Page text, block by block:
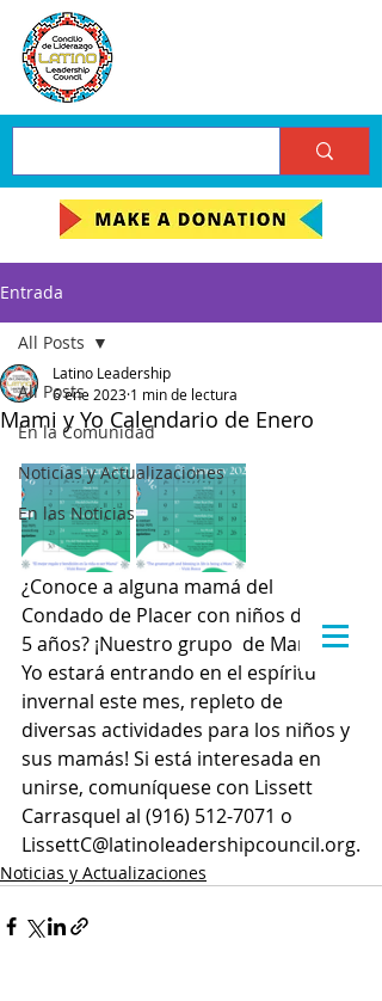
Entrada
All Posts
En la Comunidad
Noticias y Actualizaciones
En las Noticias
All Posts
Mami y Yo Calendario de Enero
Latino Leadership
6 ene 2023 1 min de lectura
¿Conoce a alguna mamá del
Condado de Placer con niños de 0 a
5 años? ¡Nuestro grupo  de Mami y
Yo estará entrando en el espíritu
invernal este mes, repleto de
diversas actividades para los niños y
sus mamás! Si está interesada en
unirse, comuníquese con Lissett
Carrasquel al (916) 512-7071 o
LissettC@latinoleadershipcouncil.org.
Noticias y Actualizaciones